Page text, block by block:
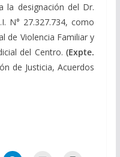
la designación del Dr.
N° 27.327.734, como
de Violencia Familiar y
del Centro.(Expte.
de Justicia, Acuerdos